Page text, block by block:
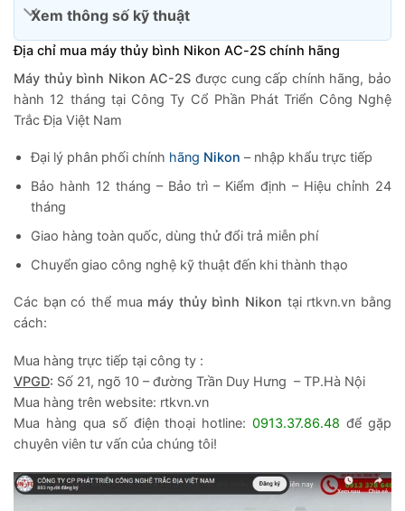
Xem thông số kỹ thuật
Địa chỉ mua máy thủy bình Nikon AC-2S chính hãng
Máy thủy bình Nikon AC-2S được cung cấp chính hãng, bảo
hành 12 tháng tại Công Ty Cổ Phần Phát Triển Công Nghệ
Trắc Địa Việt Nam
Đại lý phân phối chính hãng Nikon – nhập khẩu trực tiếp
Bảo hành 12 tháng – Bảo trì – Kiểm định – Hiệu chỉnh 24
tháng
Giao hàng toàn quốc, dùng thử đổi trả miễn phí
Chuyển giao công nghệ kỹ thuật đến khi thành thạo
Các bạn có thể mua máy thủy bình Nikon tại rtkvn.vn bằng
cách:
Mua hàng trực tiếp tại công ty :
VPGD: Số 21, ngõ 10 – đường Trần Duy Hưng – TP.Hà Nội
Mua hàng trên website: rtkvn.vn
Mua hàng qua số điện thoại hotline:0913.37.86.48 để gặp
chuyên viên tư vấn của chúng tôi!